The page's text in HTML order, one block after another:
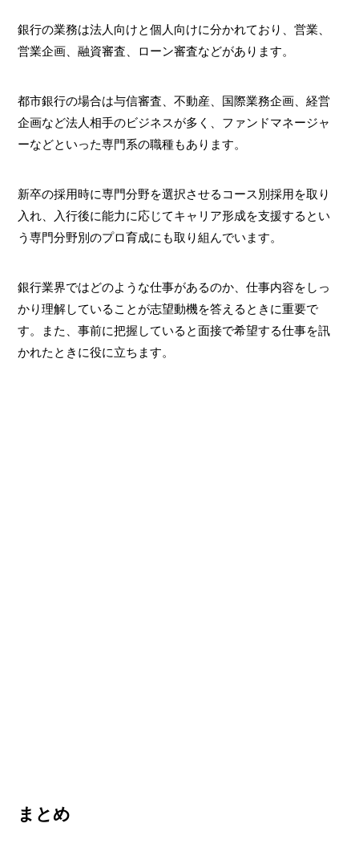
銀行の業務は法人向けと個人向けに分かれており、営業、
営業企画、融資審査、ローン審査などがあります。
都市銀行の場合は与信審査、不動産、国際業務企画、経営
企画など法人相手のビジネスが多く、ファンドマネージャ
ーなどといった専門系の職種もあります。
新卒の採用時に専門分野を選択させるコース別採用を取り
入れ、入行後に能力に応じてキャリア形成を支援するとい
う専門分野別のプロ育成にも取り組んでいます。
銀行業界ではどのような仕事があるのか、仕事内容をしっ
かり理解していることが志望動機を答えるときに重要で
す。また、事前に把握していると面接で希望する仕事を訊
かれたときに役に立ちます。
まとめ